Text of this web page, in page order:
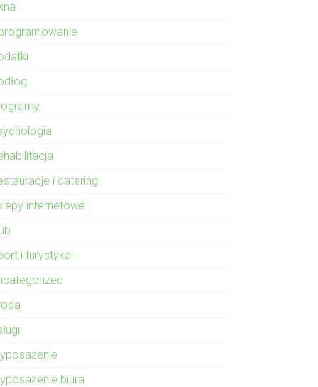
i catering
internetowe
i turystyka
biura